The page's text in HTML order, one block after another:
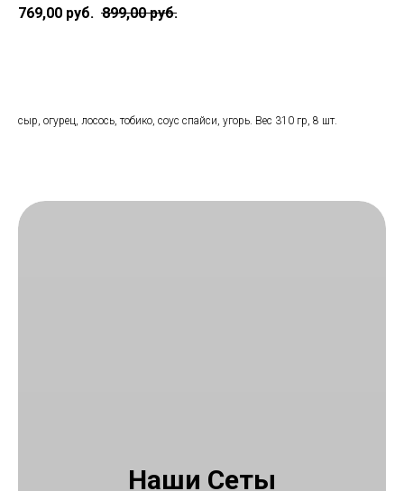
769,00 руб. 899,00 руб.
сыр, огурец, лосось, тобико, соус спайси, угорь. Вес 310 гр, 8 шт.
Наши Сеты